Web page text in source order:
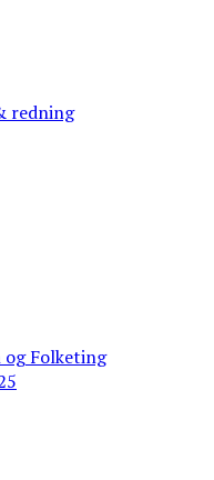
redning
og Folketing